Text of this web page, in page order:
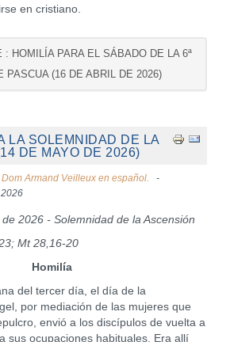
en cristiano.
: HOMILÍA PARA EL SÁBADO DE LA 6ª
PASCUA (16 DE ABRIL DE 2026)
LA SOLEMNIDAD DE LA
DE MAYO DE 2026)
Armand Veilleux en español.
2026 - Solemnidad de la Ascensión
Mt 28,16-20
Homilía
tercer día, el día de la
por mediación de las mujeres que
envió a los discípulos de vuelta a
sus ocupaciones habituales. Era allí